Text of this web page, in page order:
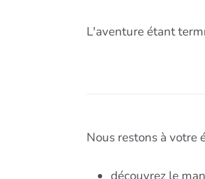
L'aventure étant
Nous restons à votre
découvrez le